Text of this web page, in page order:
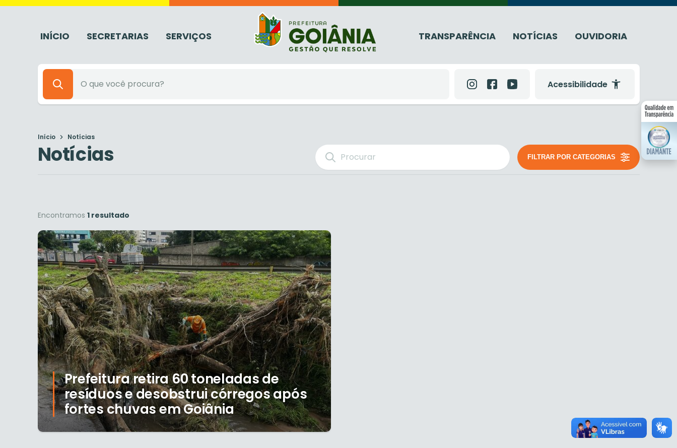
INÍCIO SECRETARIAS SERVIÇOS TRANSPARÊNCIA NOTÍCIAS OUVIDORIA
Acessibilidade
Início Notícias
Notícias FILTRAR POR CATEGORIAS
Encontramos 1 resultado
Prefeitura retira 60 toneladas de
resíduos e desobstrui córregos após
fortes chuvas em Goiânia